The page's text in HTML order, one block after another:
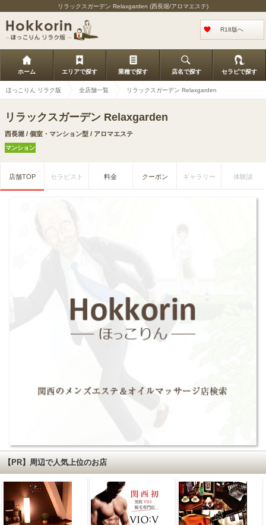
リラックスガーデン Relaxgarden (西長堀/アロマエステ)
R18版へ
ホーム エリアで探す 業種で探す 店名で探す セラピで探す
ほっこりん リラク版 全店舗一覧 リラックスガーデン Relaxgarden
リラックスガーデン Relaxgarden
西長堀 / 個室・マンション型 / アロマエステ
マンション
店舗TOP セラピスト 料金 クーポン ギャラリー 体験談
【PR】周辺で人気上位のお店